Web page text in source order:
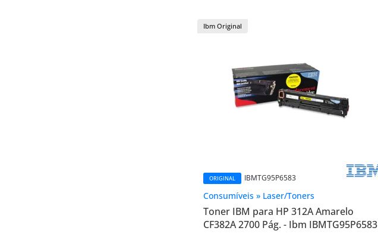
Ibm Original
ORIGINAL IBMTG95P6583
Consumíveis » Laser/Toners
Toner IBM para HP 312A Amarelo
CF382A 2700 Pág. - Ibm IBMTG95P6583